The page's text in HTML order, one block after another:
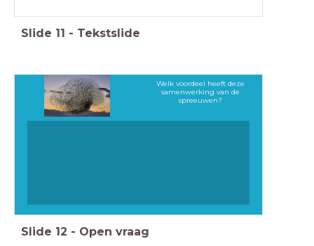
Slide 11 - Tekstslide
Welk voordeel heeft deze
samenwerking van de
spreeuwen?
Slide 12 - Open vraag